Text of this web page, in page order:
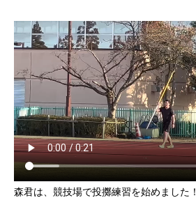
森君は、競技場で投擲練習を始めました！